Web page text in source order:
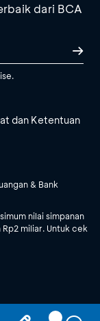
dari BCA
dan Ketentuan
& Bank
nilai simpanan
miliar. Untuk cek